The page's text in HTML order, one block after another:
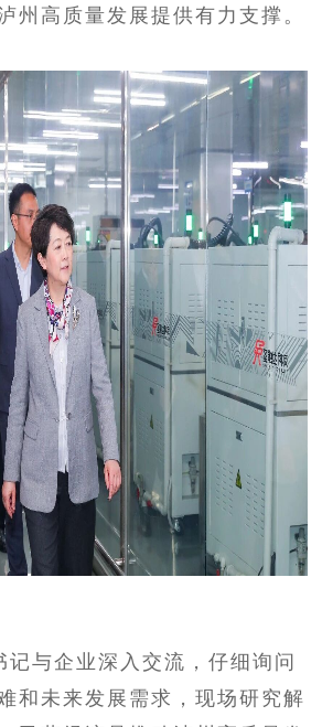
州高质量发展提供有力支撑。
记与企业深入交流，仔细询问
和未来发展需求，现场研究解